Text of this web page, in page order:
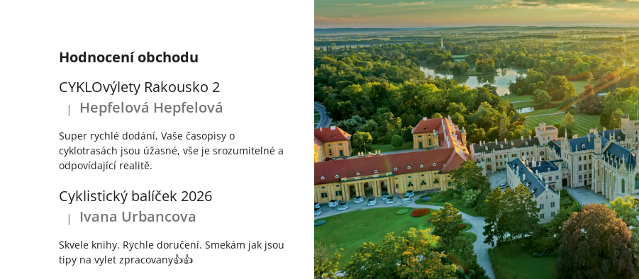
Hodnocení obchodu
CYKLOvýlety Rakousko 2
Hodnocení produktu je 5 z 5 hvězdiček.
| Hepfelová Hepfelová
Super rychlé dodání, Vaše časopisy o
cyklotrasách jsou úžasné, vše je srozumitelné a
odpovídající realitě.
Cyklistický balíček 2026
Hodnocení produktu je 5 z 5 hvězdiček.
| Ivana Urbancova
Skvele knihy. Rychle doručení. Smekám jak jsou
tipy na vylet zpracovany👍👍